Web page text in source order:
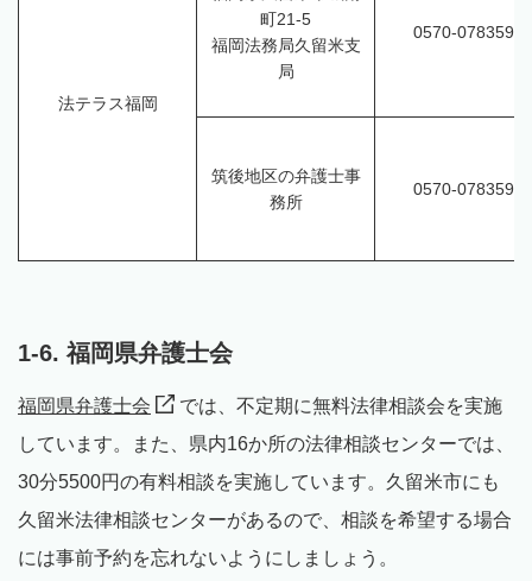
法テラス福岡
町21-5
福岡法務局久留米支
局
0570-078359
筑後地区の弁護士事
務所
0570-078359
1-6. 福岡県弁護士会
福岡県弁護士会
では、不定期に無料法律相談会を実施
しています。また、県内16か所の法律相談センターでは、
30分5500円の有料相談を実施しています。久留米市にも
久留米法律相談センターがあるので、相談を希望する場合
には事前予約を忘れないようにしましょう。